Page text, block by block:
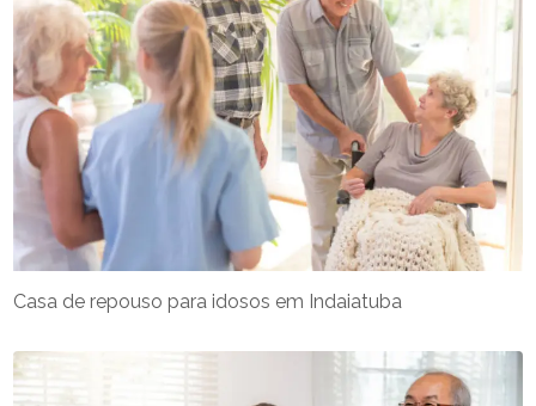
Casa de repouso para idosos em Indaiatuba